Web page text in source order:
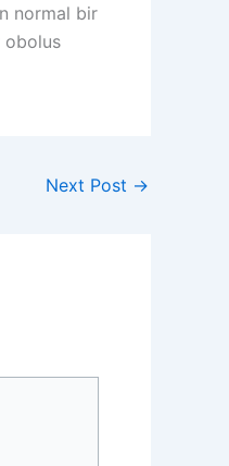
normal bir
obolus
Next Post →